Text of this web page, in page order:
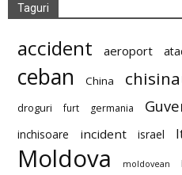
Taguri
accident aeroport
ceban China
droguri furt germania
inchisoare incident israel
Moldova moldovean